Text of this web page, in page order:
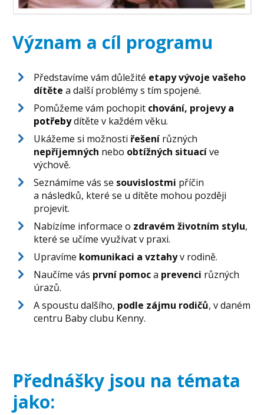
Význam a cíl programu
Představíme vám důležité etapy vývoje vašeho
dítěte a další problémy s tím spojené.
Pomůžeme vám pochopit chování, projevya
potřebydítěte v každém věku.
Ukážeme si možnosti řešení různých
nepříjemných nebo obtížných situacíve
výchově.
Seznámíme vás se souvislostmi příčin
a následků, které se u dítěte mohou později
projevit.
Nabízíme informace o zdravém životním stylu,
které se učíme využívat v praxi.
Upravíme komunikaci a vztahyv rodině.
Naučíme vás první pomoca prevenci různých
úrazů.
A spoustu dalšího, podle zájmu rodičů, v daném
centru Baby clubu Kenny.
Přednášky jsou na témata
jako: